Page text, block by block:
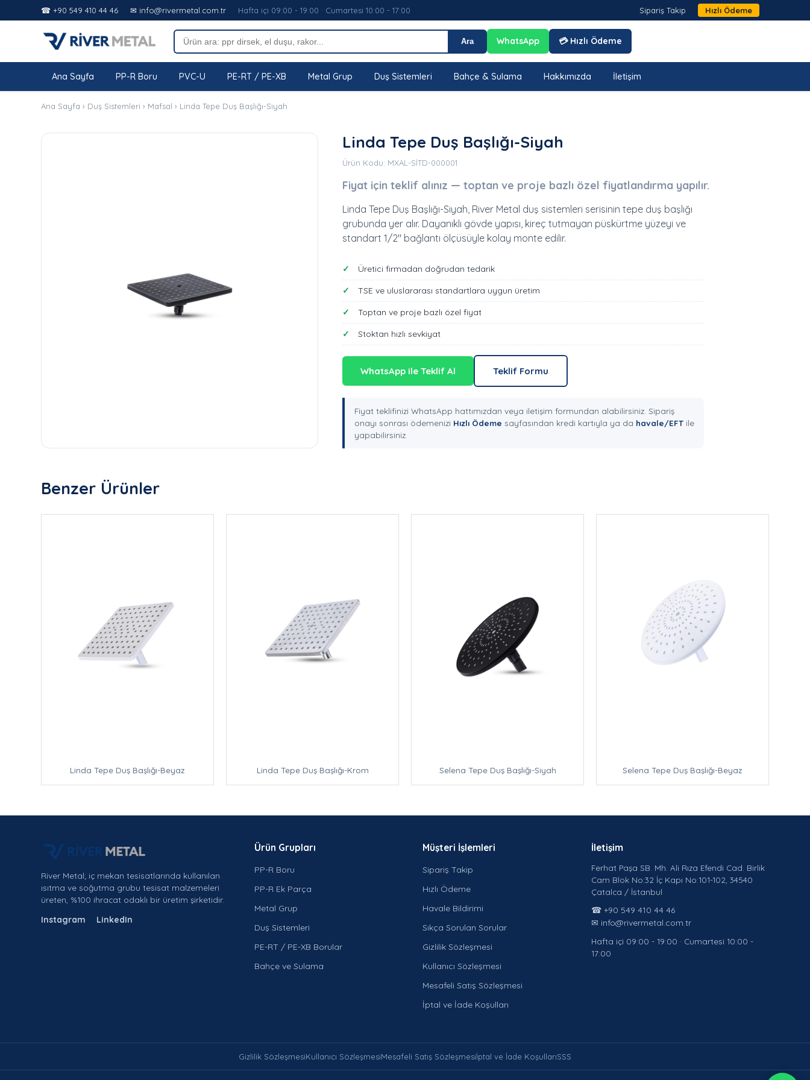
☎ +90 549 410 44 46 ✉ info@rivermetal.com.tr Hafta içi 09:00 - 19:00 · Cumartesi 10:00 - 17:00 Sipariş Takip Hızlı Ödeme
Ara WhatsApp 💳 Hızlı Ödeme
Ana Sayfa PP-R Boru PVC-U PE-RT / PE-XB Metal Grup Duş Sistemleri Bahçe & Sulama Hakkımızda İletişim
Ana Sayfa › Duş Sistemleri › Mafsal › Linda Tepe Duş Başlığı-Siyah
Linda Tepe Duş Başlığı-Siyah
Ürün Kodu: MXAL-SİTD-000001
Fiyat için teklif alınız — toptan ve proje bazlı özel fiyatlandırma yapılır.
Linda Tepe Duş Başlığı-Siyah, River Metal duş sistemleri serisinin tepe duş başlığı
grubunda yer alır. Dayanıklı gövde yapısı, kireç tutmayan püskürtme yüzeyi ve
standart 1/2" bağlantı ölçüsüyle kolay monte edilir.
Üretici firmadan doğrudan tedarik
TSE ve uluslararası standartlara uygun üretim
Toptan ve proje bazlı özel fiyat
Stoktan hızlı sevkiyat
WhatsApp ile Teklif Al Teklif Formu
Fiyat teklifinizi WhatsApp hattımızdan veya iletişim formundan alabilirsiniz. Sipariş
onayı sonrası ödemenizi Hızlı Ödeme sayfasından kredi kartıyla ya da havale/EFT ile
yapabilirsiniz.
Benzer Ürünler
Linda Tepe Duş Başlığı-Beyaz Linda Tepe Duş Başlığı-Krom Selena Tepe Duş Başlığı-Siyah Selena Tepe Duş Başlığı-Beyaz
River Metal; iç mekan tesisatlarında kullanılan
ısıtma ve soğutma grubu tesisat malzemeleri
üreten, %100 ihracat odaklı bir üretim şirketidir.
Instagram LinkedIn
Ürün Grupları
PP-R Boru
PP-R Ek Parça
Metal Grup
Duş Sistemleri
PE-RT / PE-XB Borular
Bahçe ve Sulama
Müşteri İşlemleri
Sipariş Takip
Hızlı Ödeme
Havale Bildirimi
Sıkça Sorulan Sorular
Gizlilik Sözleşmesi
Kullanıcı Sözleşmesi
Mesafeli Satış Sözleşmesi
İptal ve İade Koşulları
İletişim
Ferhat Paşa SB. Mh. Ali Rıza Efendi Cad. Birlik
Cam Blok No:32 İç Kapı No:101-102, 34540
Çatalca / İstanbul
☎ +90 549 410 44 46
✉ info@rivermetal.com.tr
Hafta içi 09:00 - 19:00 · Cumartesi 10:00 -
17:00
Gizlilik SözleşmesiKullanıcı SözleşmesiMesafeli Satış Sözleşmesiİptal ve İade KoşullarıSSS